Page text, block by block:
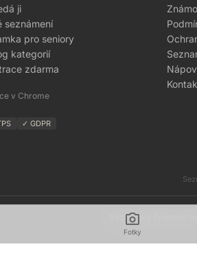
camera_alt
Fotky
ji
seznámení
pro seniory
kategorií
zdarma
v Chrome
✓ GDPR
Seznamka Známost